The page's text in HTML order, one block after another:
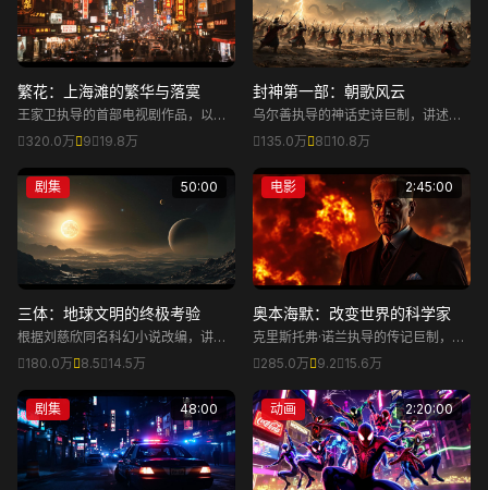
繁花：上海滩的繁华与落寞
王家卫执导的首部电视剧作品，以上
海为背景，讲述阿宝在改革开放初期
的商海沉浮与情感纠葛。胡歌、马伊
琍、唐嫣主演。
320.0万 9 19.8万
封神第一部：朝歌风云
乌尔善执导的神话史诗巨制，讲述商
王殷寿与狐妖妲己勾结，姜子牙携封
神榜下山寻找天下共主的故事。
135.0万 8 10.8万
50:00
剧集
三体：地球文明的终极考验
根据刘慈欣同名科幻小说改编，讲述
人类首次接触外星文明后面临的生存
危机。张鲁一、于和伟、陈瑾主演。
180.0万 8.5 14.5万
2:45:00
电影
奥本海默：改变世界的科学家
克里斯托弗·诺兰执导的传记巨制，讲
述"原子弹之父"J·罗伯特·奥本海默的
传奇人生与道德困境。基里安·墨菲主
演，横扫奥斯卡七项大奖。
285.0万 9.2 15.6万
48:00
剧集 2:20:00
动画